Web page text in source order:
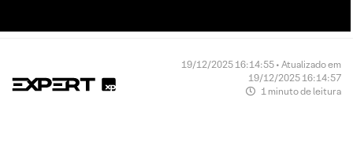
19/12/2025 16:14:55 • Atualizado em
19/12/2025 16:14:57
1 minuto de leitura